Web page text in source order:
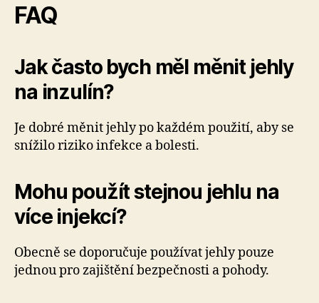
FAQ
Jak často bych měl měnit jehly
na inzulín?
Je dobré měnit jehly po každém použití, aby se
snížilo riziko infekce a bolesti.
Mohu použít stejnou jehlu na
více injekcí?
Obecně se doporučuje používat jehly pouze
jednou pro zajištění bezpečnosti a pohody.